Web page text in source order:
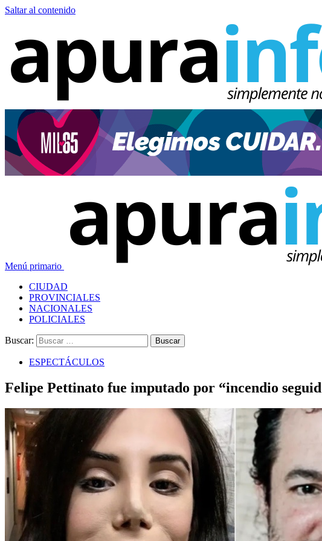
Saltar al contenido
Menú primario
CIUDAD
PROVINCIALES
NACIONALES
POLICIALES
Buscar:
ESPECTÁCULOS
Felipe Pettinato fue imputado por “incendio